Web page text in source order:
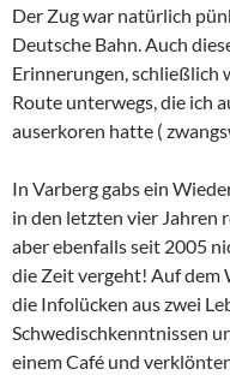
Der Zug war natürlich
Deutsche Bahn. Auch
Erinnerungen, schließlich
Route unterwegs, die ich
auserkoren hatte (
In Varberg gabs ein
in den letzten vier Jahren
aber ebenfalls seit 2005
die Zeit vergeht! Auf dem
die Infolücken aus zwei
Schwedischkenntnissen
einem Café und